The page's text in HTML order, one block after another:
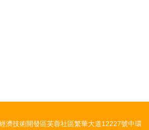
濟技術開發區芙蓉社區繁華大道12227號中環